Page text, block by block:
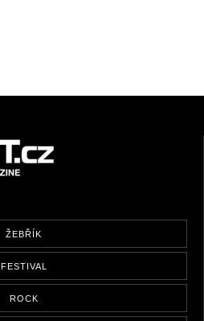
ŽEBŘÍK
FESTIVAL
ROCK